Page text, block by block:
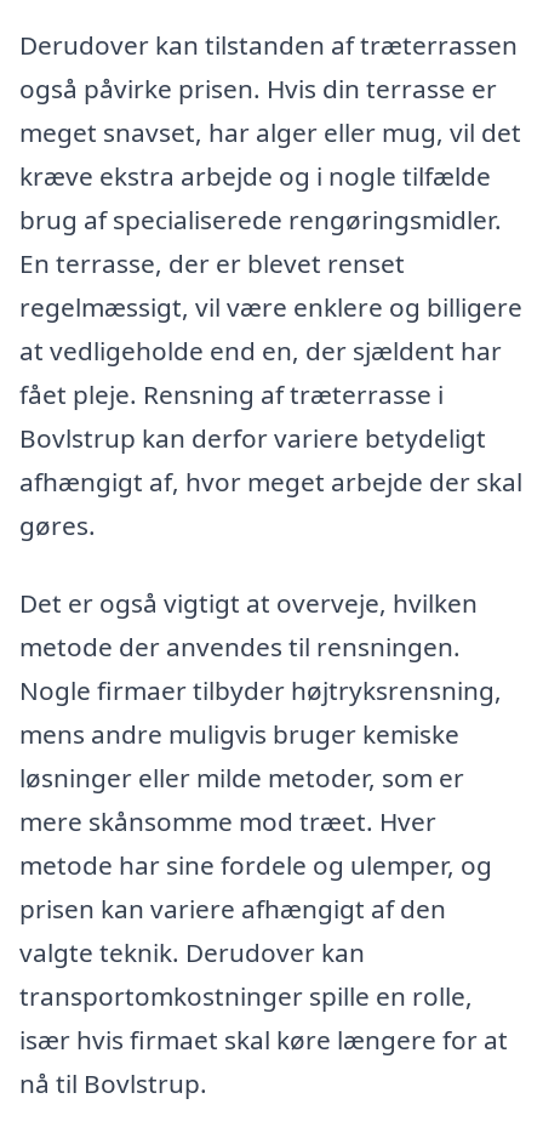
Derudover kan tilstanden af træterrassen
også påvirke prisen. Hvis din terrasse er
meget snavset, har alger eller mug, vil det
kræve ekstra arbejde og i nogle tilfælde
brug af specialiserede rengøringsmidler.
En terrasse, der er blevet renset
regelmæssigt, vil være enklere og billigere
at vedligeholde end en, der sjældent har
fået pleje. Rensning af træterrasse i
Bovlstrup kan derfor variere betydeligt
afhængigt af, hvor meget arbejde der skal
gøres.
Det er også vigtigt at overveje, hvilken
metode der anvendes til rensningen.
Nogle firmaer tilbyder højtryksrensning,
mens andre muligvis bruger kemiske
løsninger eller milde metoder, som er
mere skånsomme mod træet. Hver
metode har sine fordele og ulemper, og
prisen kan variere afhængigt af den
valgte teknik. Derudover kan
transportomkostninger spille en rolle,
især hvis firmaet skal køre længere for at
nå til Bovlstrup.